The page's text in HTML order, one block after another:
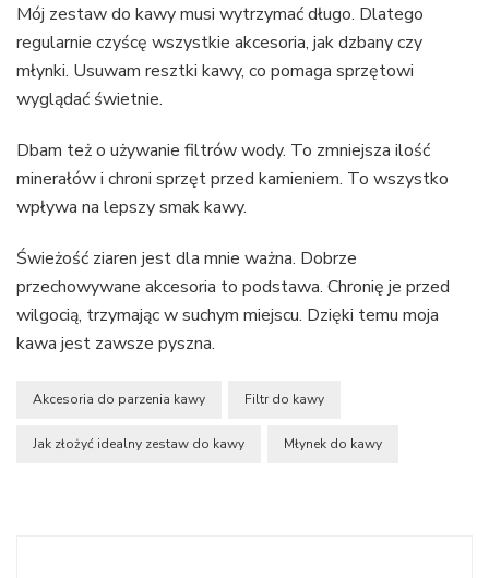
Mój zestaw do kawy musi wytrzymać długo. Dlatego
regularnie czyścę wszystkie akcesoria, jak dzbany czy
młynki. Usuwam resztki kawy, co pomaga sprzętowi
wyglądać świetnie.
Dbam też o używanie filtrów wody. To zmniejsza ilość
minerałów i chroni sprzęt przed kamieniem. To wszystko
wpływa na lepszy smak kawy.
Świeżość ziaren jest dla mnie ważna. Dobrze
przechowywane akcesoria to podstawa. Chronię je przed
wilgocią, trzymając w suchym miejscu. Dzięki temu moja
kawa jest zawsze pyszna.
Akcesoria do parzenia kawy Filtr do kawy
Jak złożyć idealny zestaw do kawy Młynek do kawy